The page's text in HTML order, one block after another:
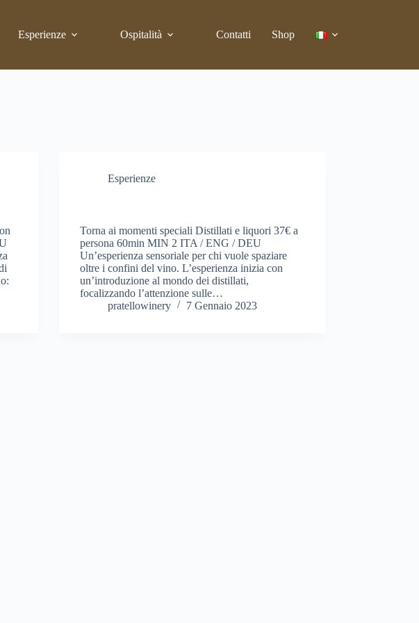
Esperienze Ospitalità Contatti Shop
Esperienze
Torna ai momenti speciali Distillati e liquori 37€ a
persona 60min MIN 2 ITA / ENG / DEU
Un’esperienza sensoriale per chi vuole spaziare
oltre i confini del vino. L’esperienza inizia con
un’introduzione al mondo dei distillati,
focalizzando l’attenzione sulle…
pratellowinery
7 Gennaio 2023